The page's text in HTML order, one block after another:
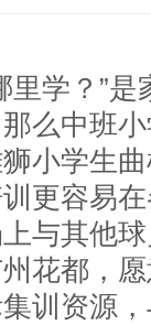
里学？”
么中班
小学生
更容易
与其他
花都，
训资源